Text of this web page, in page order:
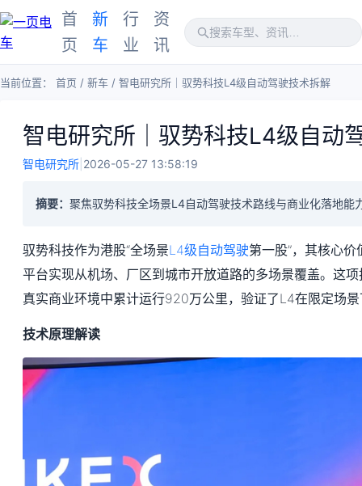
首
页
新
车
行
业
资
讯
当前位置： 首页 / 新车 / 智电研究所｜驭势科技L4级自动驾驶技术拆解
智电研究所｜驭势科技L4级自动
智电研究所 2026-05-27 13:58:19
摘要： 聚焦驭势科技全场景L4自动驾驶技术路线与商业化落地能
驭势科技作为港股“全场景L4级自动驾驶第一股”，其核心
平台实现从机场、厂区到城市开放道路的多场景覆盖。这
真实商业环境中累计运行920万公里，验证了L4在限定场
技术原理解读